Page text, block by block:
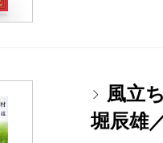
風立
堀辰雄